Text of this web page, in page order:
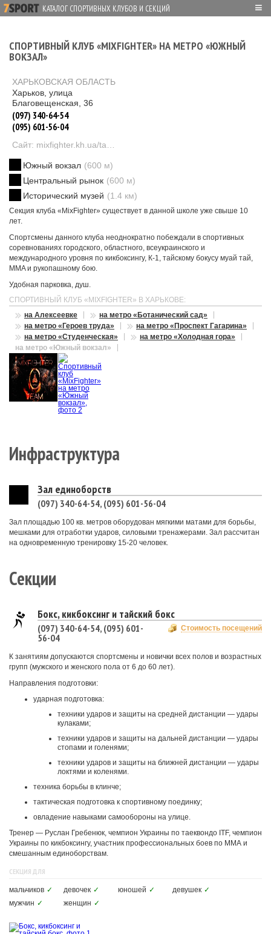
КАТАЛОГ СПОРТИВНЫХ КЛУБОВ И СЕКЦИЙ ≡
СПОРТИВНЫЙ КЛУБ «MIXFIGHTER» НА МЕТРО «ЮЖНЫЙ
ВОКЗАЛ»
ХАРЬКОВСКАЯ ОБЛАСТЬ
Харьков, улица
Благовещенская, 36
(097) 340-64-54
(095) 601-56-04
Южный вокзал (600 м)
Центральный рынок (600 м)
Исторический музей (1.4 км)
Секция клуба «MixFighter» существует в данной школе уже свыше 10
лет.
Спортсмены данного клуба неоднократно побеждали в спортивных
соревнованиях городского, областного, всеукраинского и
международного уровня по кикбоксингу, К-1, тайскому бокусу муай тай,
MMA и рукопашному бою.
Удобная парковка, душ.
СПОРТИВНЫЙ КЛУБ «MIXFIGHTER» В ХАРЬКОВЕ:
на Алексеевке
на метро «Ботанический сад»
на метро «Героев труда»
на метро «Проспект Гагарина»
на метро «Студенческая»
на метро «Холодная гора»
на метро «Южный вокзал»
Инфраструктура
Зал единоборств
(097) 340-64-54, (095) 601-56-04
Зал площадью 100 кв. метров оборудован мягкими матами для борьбы,
мешками для отработки ударов, силовыми тренажерами. Зал рассчитан
на одновременную тренировку 15-20 человек.
Секции
Бокс, кикбоксинг и тайский бокс
Стоимость посещений
(097) 340-64-54, (095) 601-
56-04
К занятиям допускаются спортсмены и новички всех полов и возрастных
групп (мужского и женского пола от 6 до 60 лет).
Направления подготовки:
ударная подготовка:
техники ударов и защиты на средней дистанции — удары
кулаками;
техники ударов и защиты на дальней дистанции — удары
стопами и голенями;
техники ударов и защиты на ближней дистанции — удары
локтями и коленями.
техника борьбы в клинче;
тактическая подготовка к спортивному поединку;
овладение навыками самообороны на улице.
Тренер — Руслан Гребенюк, чемпион Украины по таеквондо ITF, чемпион
Украины по кикбоксингу, участник профессиональных боев по ММА и
смешанным единоборствам.
СЕКЦИЯ ДЛЯ
мальчиков ✓ девочек ✓ юношей ✓ девушек ✓
мужчин ✓ женщин ✓